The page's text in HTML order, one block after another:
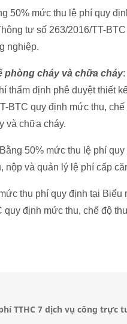
50% mức thu lệ phí quy
tư số 263/2016/TT-
nghiệp.
phòng cháy và chữa cháy:
thẩm định phê duyệt thiết
BTC quy định mức thu,
và chữa cháy.
50% mức thu lệ phí
nộp và quản lý lệ phí cấp
thu phí quy định tại
định mức thu, chế độ
TTHC 7 dịch vụ công trực